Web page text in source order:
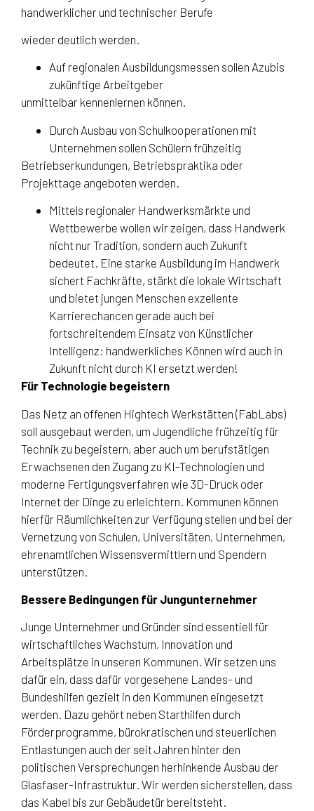
handwerklicher und technischer Berufe
wieder deutlich werden.
Auf regionalen Ausbildungsmessen sollen Azubis
zukünftige Arbeitgeber
unmittelbar kennenlernen können.
Durch Ausbau von Schulkooperationen mit
Unternehmen sollen Schülern frühzeitig
Betriebserkundungen, Betriebspraktika oder
Projekttage angeboten werden.
Mittels regionaler Handwerksmärkte und
Wettbewerbe wollen wir zeigen, dass Handwerk
nicht nur Tradition, sondern auch Zukunft
bedeutet. Eine starke Ausbildung im Handwerk
sichert Fachkräfte, stärkt die lokale Wirtschaft
und bietet jungen Menschen exzellente
Karrierechancen gerade auch bei
fortschreitendem Einsatz von Künstlicher
Intelligenz: handwerkliches Können wird auch in
Zukunft nicht durch KI ersetzt werden!
Für Technologie begeistern
Das Netz an offenen Hightech Werkstätten (FabLabs)
soll ausgebaut werden, um Jugendliche frühzeitig für
Technik zu begeistern, aber auch um berufstätigen
Erwachsenen den Zugang zu KI-Technologien und
moderne Fertigungsverfahren wie 3D-Druck oder
Internet der Dinge zu erleichtern. Kommunen können
hierfür Räumlichkeiten zur Verfügung stellen und bei der
Vernetzung von Schulen, Universitäten, Unternehmen,
ehrenamtlichen Wissensvermittlern und Spendern
unterstützen.
Bessere Bedingungen für Jungunternehmer
Junge Unternehmer und Gründer sind essentiell für
wirtschaftliches Wachstum, Innovation und
Arbeitsplätze in unseren Kommunen. Wir setzen uns
dafür ein, dass dafür vorgesehene Landes- und
Bundeshilfen gezielt in den Kommunen eingesetzt
werden. Dazu gehört neben Starthilfen durch
Förderprogramme, bürokratischen und steuerlichen
Entlastungen auch der seit Jahren hinter den
politischen Versprechungen herhinkende Ausbau der
Glasfaser-Infrastruktur. Wir werden sicherstellen, dass
das Kabel bis zur Gebäudetür bereitsteht.